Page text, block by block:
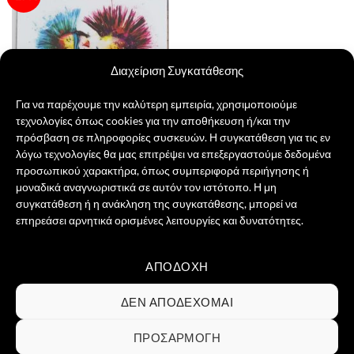
Διαχείριση Συγκατάθεσης
Για να παρέχουμε την καλύτερη εμπειρία, χρησιμοποιούμε
τεχνολογίες όπως cookies για την αποθήκευση ή/και την
πρόσβαση σε πληροφορίες συσκευών. Η συγκατάθεση για τις εν
λόγω τεχνολογίες θα μας επιτρέψει να επεξεργαστούμε δεδομένα
προσωπικού χαρακτήρα, όπως συμπεριφορά περιήγησης ή
μοναδικά αναγνωριστικά σε αυτόν τον ιστότοπο. Η μη
συγκατάθεση ή η ανάκληση της συγκατάθεσης, μπορεί να
επηρεάσει αρνητικά ορισμένες λειτουργίες και δυνατότητες.
ΑΠΟΔΟΧΉ
ΔΕΝ ΑΠΟΔΈΧΟΜΑΙ
ΠΡΟΣΑΡΜΟΓΉ
μπορούν
να
στη
σελίδα
του
προϊόντος
στην λίστα
επιθυμιών
Punk Couple Kissing
3,00€ Original
price
was:
3,00 €.
2,50€Η
τρέχουσα
τιμή
είναι:
2,50 €.
ΠΡΟΣΘΉΚΗ ΣΤΟ ΚΑΛΆΘΙ
Visa PayPal
ΣΧΕΤΙΚΆ ΜΕ ΕΜΆΣ ΕΠΙΚΟΙΝΩΝΊΑ
ΣΥΧΝΈΣ ΕΡΩΤΉΣΕΙΣ
ΠΟΛΙΤΙΚΉ ΑΠΟΡΡΉΤΟΥ
ΠΟΛΙΤΙΚΉ COOKIES
Groovibes ΑΡ.ΓΕΜΗ 161898903000 -